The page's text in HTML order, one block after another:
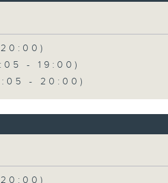
- 19:00)
- 20:00)